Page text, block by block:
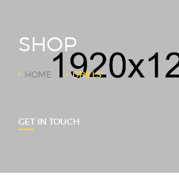
SHOP
HOME DRILLS
GET IN TOUCH